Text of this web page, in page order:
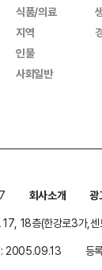
식품/의료
지역
인물
사회일반
회사소개 광
18층(한강로3가,
: 2005.09.13 등